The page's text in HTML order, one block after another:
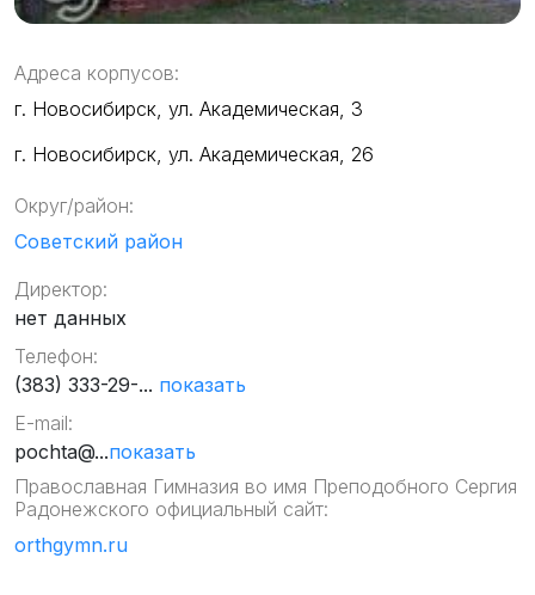
Адреса корпусов:
г. Новосибирск, ул. Академическая, 3
г. Новосибирск, ул. Академическая, 26
Округ/район:
Советский район
Директор:
нет данных
Телефон:
(383) 333-29-... показать
E-mail:
pochta@...показать
Православная Гимназия во имя Преподобного Сергия
Радонежского официальный сайт:
orthgymn.ru